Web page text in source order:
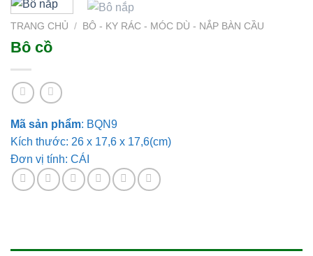
TRANG CHỦ / BÔ - KY RÁC - MÓC DÙ - NẮP BÀN CẦU
Bô cồ
Mã sản phẩm: BQN9
Kích thước: 26 x 17,6 x 17,6(cm)
Đơn vị tính: CÁI